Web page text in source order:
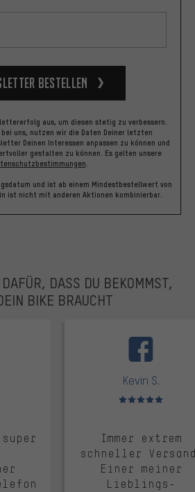
bestellen
aus, um diesen stetig zu verbessern.
bei uns, nutzen wir die Daten Deiner letzten
Deinen Interessen anpassen zu können und
gestalten zu können. Es gelten unsere
.
und ist ab einem Mindestbestellwert von
ist nicht mit anderen Aktionen kombinierbar.
DASS DU BEKOMMST,
BIKE BRAUCHT
von 5
Kevin S.
Bewertungen: 5 von 5
Immer extrem
schneller
Einer meiner
Lieblings-